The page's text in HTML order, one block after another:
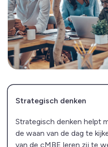
Strategisch denken
Strategisch denken helpt
de waan van de dag te
van de cMBE leren zij te